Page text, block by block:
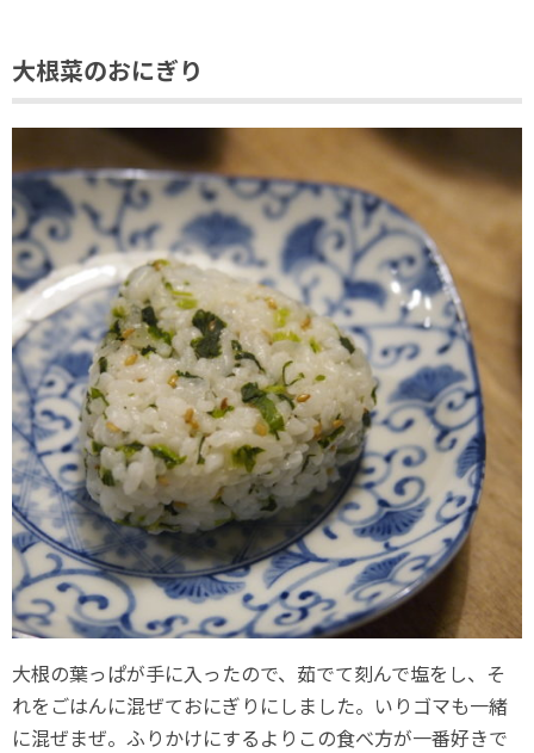
大根菜のおにぎり
大根の葉っぱが手に入ったので、茹でて刻んで塩をし、そ
れをごはんに混ぜておにぎりにしました。いりゴマも一緒
に混ぜまぜ。ふりかけにするよりこの食べ方が一番好きで